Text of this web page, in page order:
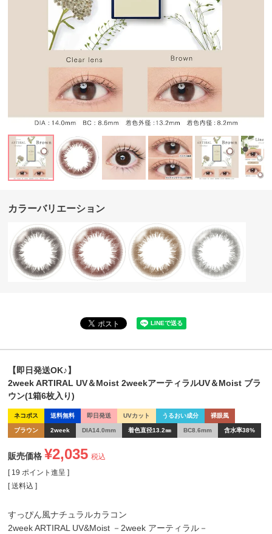
カラーバリエーション
【即日発送OK♪】
2week ARTIRAL UV＆Moist 2weekアーティラルUV＆Moist ブラ
ウン(1箱6枚入り)
ネコポス 送料無料 即日発送 UVカット うるおい成分 裸眼風
ブラウン 2week DIA14.0mm 着色直径13.2㎜ BC8.6mm 含水率38%
販売価格 ¥2,035 税込
[ 19 ポイント進呈 ]
送料込
すっぴん風ナチュラルカラコン
2week ARTIRAL UV&Moist －2week アーティラル－